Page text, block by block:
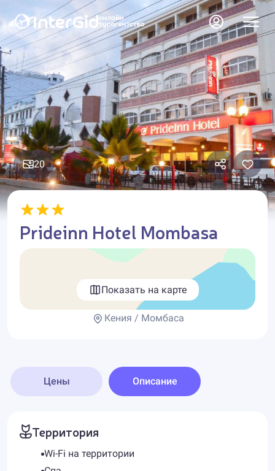
20
Prideinn Hotel Mombasa
Показать на карте
Кения / Момбаса
Цены Описание
Территория
Wi-Fi на территории